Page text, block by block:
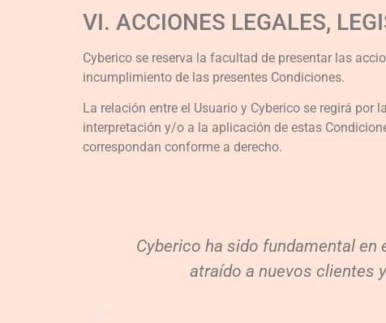
VI. ACCIONES LEGALES,
Cyberico se reserva la facultad de presentar las
incumplimiento de las presentes Condiciones.
La relación entre el Usuario y Cyberico se regirá
interpretación y/o a la aplicación de estas
correspondan conforme a derecho.
Cyberico ha sido fundamental
atraído a nuevos clientes